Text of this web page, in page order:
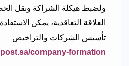
ولضبط هيكلة الشراكة ونقل
العلاقة التعاقدية، يمكن
تأسيس الشركات والتراخيص
company-formation/